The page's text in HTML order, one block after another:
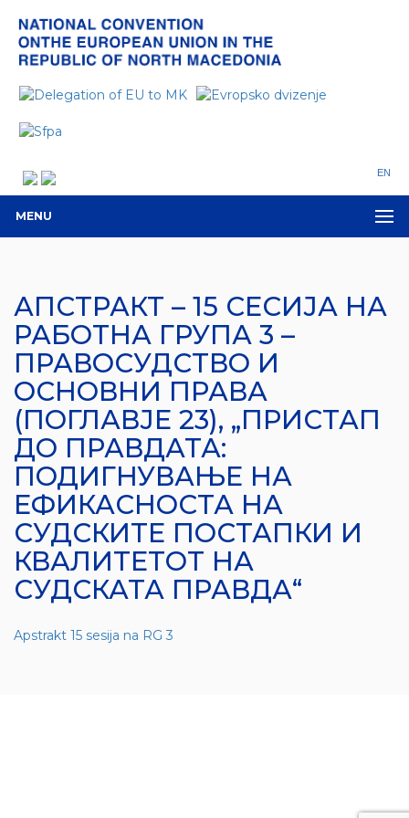
EN
MENU
АПСТРАКТ – 15 СЕСИЈА НА
РАБОТНА ГРУПА 3 –
ПРАВОСУДСТВО И
ОСНОВНИ ПРАВА
(ПОГЛАВЈЕ 23), „ПРИСТАП
ДО ПРАВДАТА:
ПОДИГНУВАЊЕ НА
ЕФИКАСНОСТА НА
СУДСКИТЕ ПОСТАПКИ И
КВАЛИТЕТОТ НА
СУДСКАТА ПРАВДА“
Apstrakt 15 sesija na RG 3